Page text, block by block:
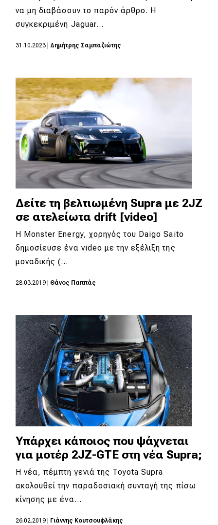
να μη διαβάσουν το παρόν άρθρο. Η
συγκεκριμένη Jaguar…
31.10.2023 Δημήτρης Σαμπαζιώτης
Δείτε τη βελτιωμένη Supra με 2JZ
σε ατελείωτα drift [video]
H Monster Energy, χορηγός του Daigo Saito
δημοσίευσε ένα video με την εξέλιξη της
μοναδικής (…
28.03.2019 Θάνος Παππάς
Υπάρχει κάποιος που ψάχνεται
για μοτέρ 2JZ-GTE στη νέα Supra;
Η νέα, πέμπτη γενιά της Toyota Supra
ακολουθεί την παραδοσιακή συνταγή της πίσω
κίνησης με ένα…
26.02.2019 Γιάννης Κουτσουφλάκης